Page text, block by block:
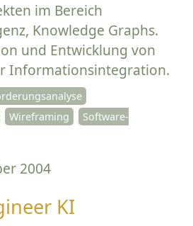
im Bereich
Knowledge Graphs.
und Entwicklung von
Informationsintegration.
Wireframing
Software-
2004
KI